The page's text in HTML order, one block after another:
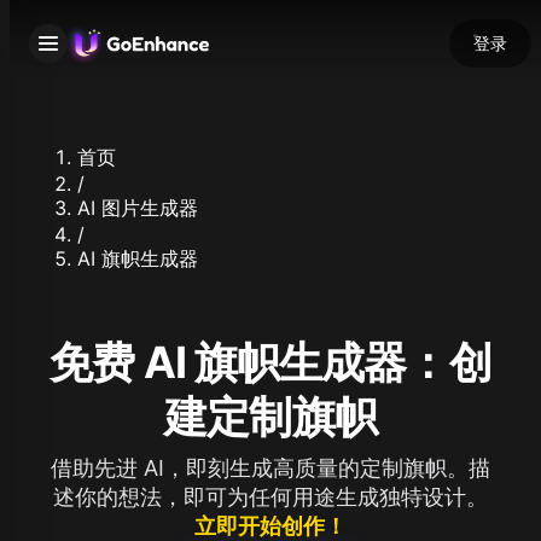
登录
首页
/
AI 图片生成器
/
AI 旗帜生成器
免费 AI 旗帜生成器：创
建定制旗帜
借助先进 AI，即刻生成高质量的定制旗帜。描
述你的想法，即可为任何用途生成独特设计。
立即开始创作！